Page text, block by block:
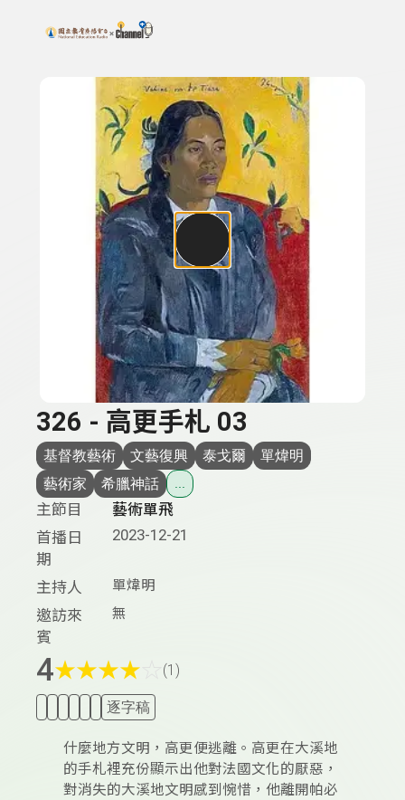
上方功能區塊
搜尋關鍵字：可輸入節目名稱、主持人或關鍵字
326 - 高更手札 03
基督教藝術 文藝復興 泰戈爾
單煒明
藝術家
希臘神話
主節目
藝術單飛
首播日
期
2023-12-21
主持人 單煒明
邀訪來
賓
無
4★★★★ (1)
逐字稿
什麼地方文明，高更便逃離。高更在大溪地
的手札裡充份顯示出他對法國文化的厭惡，
對消失的大溪地文明感到惋惜，他離開帕必